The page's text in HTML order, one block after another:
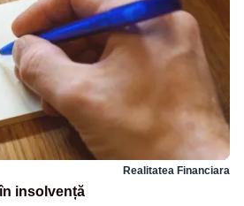
Realitatea Financiara
insolvență